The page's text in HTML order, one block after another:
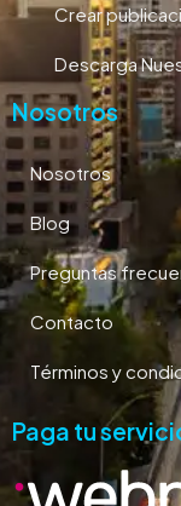
Crear
Descarga
Nosotros
Nosotros
Blog
Preguntas
Contacto
Términos y
Paga tu